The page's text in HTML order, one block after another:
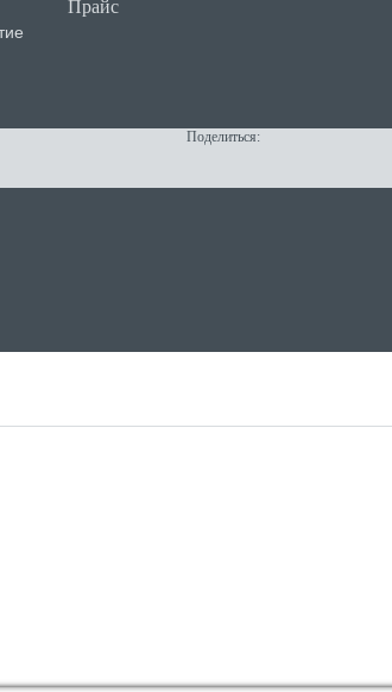
Прайс
Поделиться: